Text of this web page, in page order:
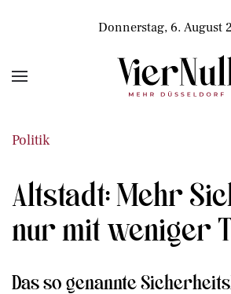
Donnerstag, 6. August
Politik
Altstadt: Mehr
nur mit weniger
Das so genannte